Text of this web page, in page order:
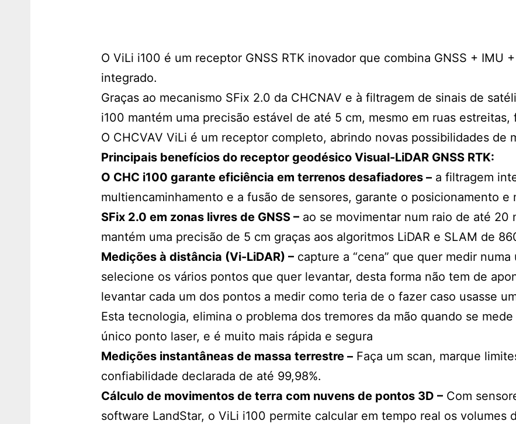
O ViLi i100 é um receptor GNSS RTK inovador que combina GNSS + IMU
integrado.
Graças ao mecanismo SFix 2.0 da CHCNAV e à filtragem de sinais de
i100 mantém uma precisão estável de até 5 cm, mesmo em ruas
O CHCVAV ViLi é um receptor completo, abrindo novas possibilidades de
Principais benefícios do receptor geodésico Visual-LiDAR GNSS RTK:
O CHC i100 garante eficiência em terrenos desafiadores –a filtragem
multiencaminhamento e a fusão de sensores, garante o posicionamento e
SFix 2.0 em zonas livres de GNSS –ao se movimentar num raio de até 20
mantém uma precisão de 5 cm graças aos algoritmos LiDAR e SLAM de
Medições à distância (Vi-LiDAR) –capture a “cena” que quer medir numa
selecione os vários pontos que quer levantar, desta forma não tem de
levantar cada um dos pontos a medir como teria de o fazer caso usasse
Esta tecnologia, elimina o problema dos tremores da mão quando se
único ponto laser, e é muito mais rápida e segura
Medições instantâneas de massa terrestre –Faça um scan, marque
confiabilidade declarada de até 99,98%.
Cálculo de movimentos de terra com nuvens de pontos 3D –Com
software LandStar, o ViLi i100 permite calcular em tempo real os volumes